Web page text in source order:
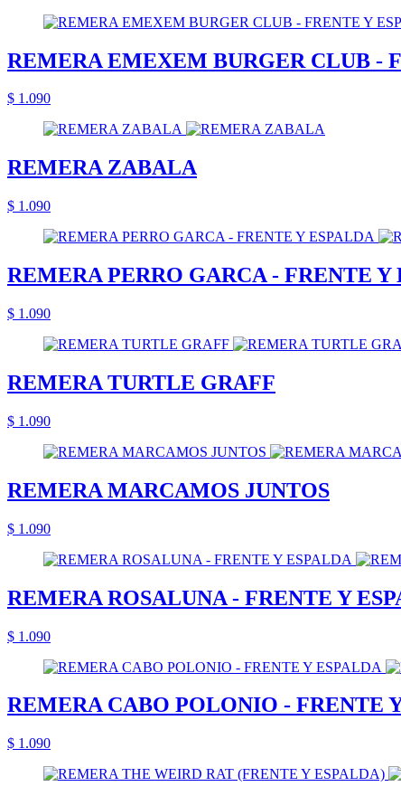
REMERA EMEXEM BURGER CLUB -
$ 1.090
REMERA ZABALA
$ 1.090
REMERA PERRO GARCA - FRENTE Y
$ 1.090
REMERA TURTLE GRAFF
$ 1.090
REMERA MARCAMOS JUNTOS
$ 1.090
REMERA ROSALUNA - FRENTE Y
$ 1.090
REMERA CABO POLONIO - FRENTE
$ 1.090